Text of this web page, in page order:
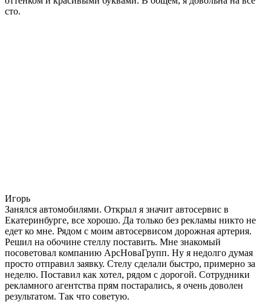
сто.
Игорь
Занялся автомобилями. Открыл я значит автосервис в
Екатеринбурге, все хорошо. Да только без рекламы никто не
едет ко мне. Рядом с моим автосервисом дорожная артерия.
Решил на обочине стеллу поставить. Мне знакомый
посоветовал компанию АрсНоваГрупп. Ну я недолго думая
просто отправил заявку. Стелу сделали быстро, примерно за
неделю. Поставил как хотел, рядом с дорогой. Сотрудники
рекламного агентства прям постарались, я очень доволен
результатом. Так что советую.